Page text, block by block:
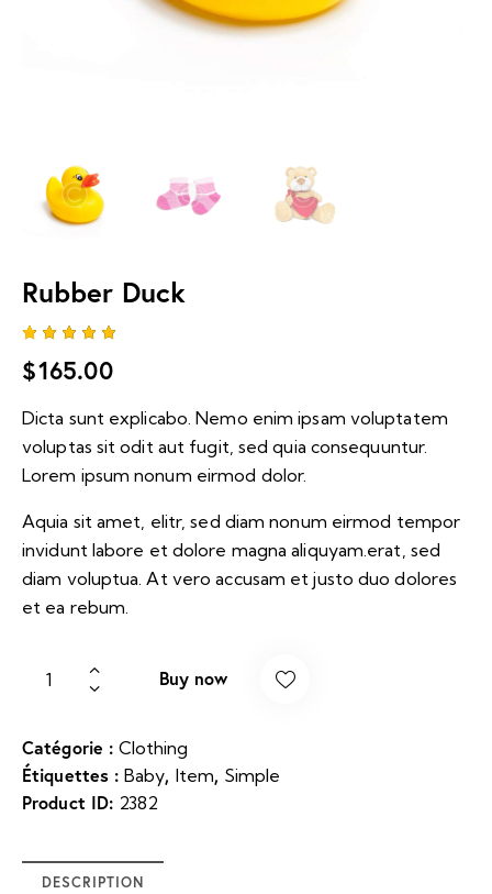
Rubber Duck
5.00
sur 5
sur
client
$165.00
Dicta sunt explicabo. Nemo enim ipsam voluptatem
voluptas sit odit aut fugit, sed quia consequuntur.
Lorem ipsum nonum eirmod dolor.
Aquia sit amet, elitr, sed diam nonum eirmod tempor
invidunt labore et dolore magna aliquyam.erat, sed
diam voluptua. At vero accusam et justo duo dolores
et ea rebum.
Buy now
Catégorie :Clothing
Étiquettes :Baby, Item, Simple
Product ID: 2382
DESCRIPTION